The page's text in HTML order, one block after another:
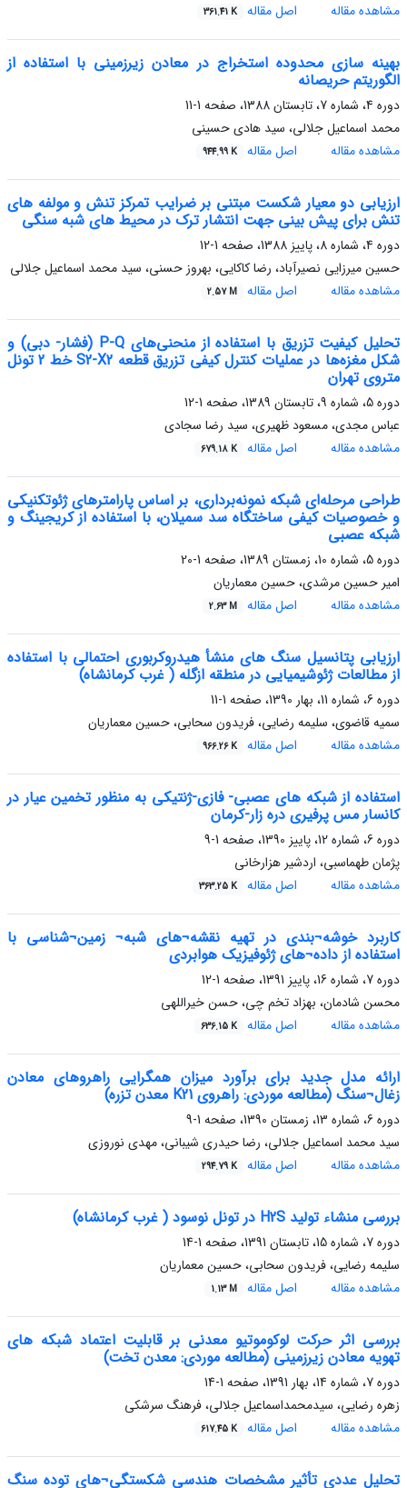
مشاهده مقاله
اصل مقاله 361.41 K
بهینه سازی محدوده استخراج در معادن زیرزمینی با استفاده از
الگوریتم حریصانه
دوره 4، شماره 7، تابستان 1388، صفحه
1-11
محمد اسماعیل جلالی، سید هادی حسینی
مشاهده مقاله
اصل مقاله 944.99 K
ارزیابی دو معیار شکست مبتنی بر ضرایب تمرکز تنش و مولفه های
تنش برای پیش بینی جهت انتشار ترک در محیط های شبه سنگی
دوره 4، شماره 8، پاییز 1388، صفحه
1-12
حسین میرزایی نصیرآباد، رضا کاکایی، بهروز حسنی، سید محمد اسماعیل جلالی
مشاهده مقاله
اصل مقاله 2.57 M
تحلیل کیفیت تزریق با استفاده از منحنی‌های P-Q (فشار- دبی) و
شکل مغزه‌ها در عملیات کنترل کیفی تزریق قطعه S2-X2 خط 2 تونل
متروی تهران
دوره 5، شماره 9، تابستان 1389، صفحه
1-12
عباس مجدی، مسعود ظهیری، سید رضا سجادی
مشاهده مقاله
اصل مقاله 679.18 K
طراحی مرحله‌ای شبکه نمونه‌برداری، بر اساس پارامتر‌های ژئوتکنیکی
و خصوصیات کیفی ساختگاه سد سمیلان، با استفاده از کریجینگ و
شبکه عصبی
دوره 5، شماره 10، زمستان 1389، صفحه
1-20
امیر حسین مرشدی، حسین معماریان
مشاهده مقاله
اصل مقاله 2.63 M
ارزیابی پتانسیل سنگ های منشأ هیدروکربوری احتمالی با استفاده
از مطالعات ژئوشیمیایی در منطقه ازگله ( غرب کرمانشاه)
دوره 6، شماره 11، بهار 1390، صفحه
1-11
سمیه قاضوی، سلیمه رضایی، فریدون سحابی، حسین معماریان
مشاهده مقاله
اصل مقاله 966.26 K
استفاده از شبکه های عصبی- فازی-ژنتیکی به منظور تخمین عیار در
کانسار مس پرفیری دره زار-کرمان
دوره 6، شماره 12، پاییز 1390، صفحه
1-9
پژمان طهماسبی، اردشیر هزارخانی
مشاهده مقاله
اصل مقاله 363.25 K
کاربرد خوشه¬بندی در تهیه نقشه¬های شبه¬ زمین¬شناسی با
استفاده از داده¬های ژئوفیزیک هوابردی
دوره 7، شماره 16، پاییز 1391، صفحه
1-12
محسن شادمان، بهزاد تخم چی، حسن خیراللهی
مشاهده مقاله
اصل مقاله 636.15 K
ارائه مدل جدید برای برآورد میزان همگرایی راهروهای معادن
زغال¬سنگ (مطالعه موردی: راهروی K21 معدن تزره)
دوره 6، شماره 13، زمستان 1390، صفحه
1-9
سید محمد اسماعیل جلالی، رضا حیدری شیبانی، مهدی نوروزی
مشاهده مقاله
اصل مقاله 294.79 K
بررسی منشاء تولید H2S در تونل نوسود ( غرب کرمانشاه)
دوره 7، شماره 15، تابستان 1391، صفحه
1-14
سلیمه رضایی، فریدون سحابی، حسین معماریان
مشاهده مقاله
اصل مقاله 1.13 M
بررسی اثر حرکت لوکوموتیو معدنی بر قابلیت اعتماد شبکه های
تهویه معادن زیرزمینی (مطالعه موردی: معدن تخت)
دوره 7، شماره 14، بهار 1391، صفحه
1-14
زهره رضایی، سیدمحمداسماعیل جلالی، فرهنگ سرشکی
مشاهده مقاله
اصل مقاله 617.45 K
تحلیل عددی تأثیر مشخصات هندسی شکستگی¬های توده سنگ